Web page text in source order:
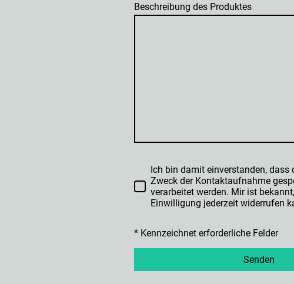
Beschreibung des Produktes
Ich bin damit einverstanden, dass
Zweck der Kontaktaufnahme
verarbeitet werden. Mir ist
Einwilligung jederzeit widerrufen
* Kennzeichnet erforderliche Felder
Senden